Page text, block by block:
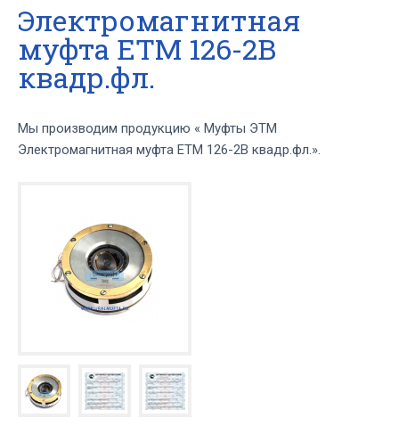
Электромагнитная
муфта ЕТМ 126-2В
квадр.фл.
Мы производим продукцию « Муфты ЭТМ
Электромагнитная муфта ЕТМ 126-2В квадр.фл.».